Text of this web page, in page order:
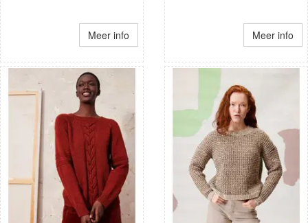
Meer info Meer info